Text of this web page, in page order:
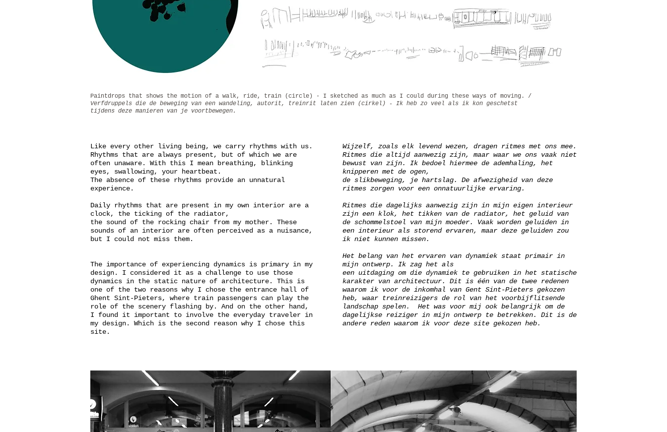
Wijzelf, zoals elk levend wezen, dragen ritmes met ons mee.
Ritmes die altijd aanwezig zijn, maar waar we ons vaak niet
bewust van zijn. Ik bedoel hiermee de ademhaling, het
knipperen met de ogen,
de slikbeweging, je hartslag. De afwezigheid van deze
ritmes zorgen voor een onnatuurlijke ervaring.
Ritmes die dagelijks aanwezig zijn in mijn eigen interieur
zijn een klok, het tikken van de radiator, het geluid van
de schommelstoel van mijn moeder. Vaak worden geluiden in
een interieur als storend ervaren, maar deze geluiden zou
ik niet kunnen missen.
Het belang van het ervaren van dynamiek staat primair in
mijn ontwerp. Ik zag het als
een uitdaging om die dynamiek te gebruiken in het statische
karakter van architectuur. Dit is één van de twee redenen
waarom ik voor de inkomhal van Gent Sint-Pieters gekozen
heb, waar treinreizigers de rol van het voorbijflitsende
landschap spelen. Het was voor mij ook belangrijk om de
dagelijkse reiziger in mijn ontwerp te betrekken. Dit is de
andere reden waarom ik voor deze site gekozen heb.
Paintdrops that shows the motion of a walk, ride, train (circle) - I sketched as much as I could during these ways of moving. /
Verfdruppels die de beweging van een wandeling, autorit, treinrit laten zien (cirkel) - Ik heb zo veel als ik kon geschetst
tijdens deze manieren van je voortbewegen.
Like every other living being, we carry rhythms with us.
Rhythms that are always present, but of which we are
often unaware. With this I mean breathing, blinking
eyes, swallowing, your heartbeat.
The absence of these rhythms provide an unnatural
experience.
Daily rhythms that are present in my own interior are a
clock, the ticking of the radiator,
the sound of the rocking chair from my mother. These
sounds of an interior are often perceived as a nuisance,
but I could not miss them.
The importance of experiencing dynamics is primary in my
design. I considered it as a challenge to use those
dynamics in the static nature of architecture. This is
one of the two reasons why I chose the entrance hall of
Ghent Sint-Pieters, where train passengers can play the
role of the scenery flashing by. And on the other hand,
I found it important to involve the everyday traveler in
my design. Which is the second reason why I chose this
site.